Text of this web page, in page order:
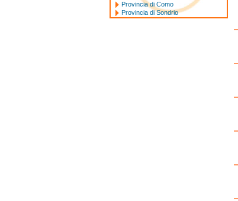
Provincia di Como
Provincia di Sondrio